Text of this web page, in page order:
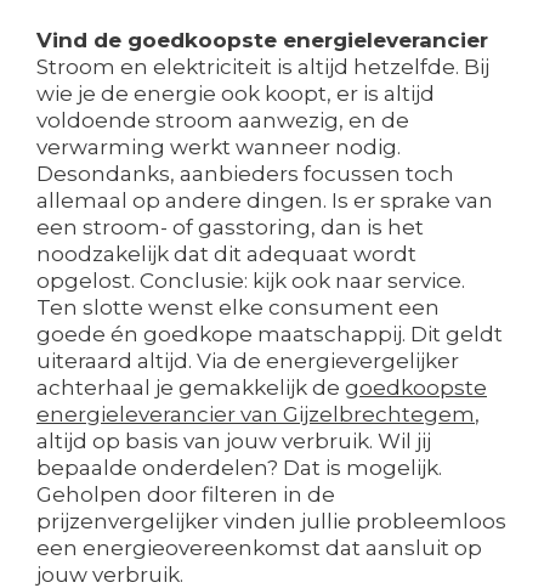
Vind de goedkoopste energieleverancier
Stroom en elektriciteit is altijd hetzelfde. Bij
wie je de energie ook koopt, er is altijd
voldoende stroom aanwezig, en de
verwarming werkt wanneer nodig.
Desondanks, aanbieders focussen toch
allemaal op andere dingen. Is er sprake van
een stroom- of gasstoring, dan is het
noodzakelijk dat dit adequaat wordt
opgelost. Conclusie: kijk ook naar service.
Ten slotte wenst elke consument een
goede én goedkope maatschappij. Dit geldt
uiteraard altijd. Via de energievergelijker
achterhaal je gemakkelijk de goedkoopste
energieleverancier van Gijzelbrechtegem,
altijd op basis van jouw verbruik. Wil jij
bepaalde onderdelen? Dat is mogelijk.
Geholpen door filteren in de
prijzenvergelijker vinden jullie probleemloos
een energieovereenkomst dat aansluit op
jouw verbruik.